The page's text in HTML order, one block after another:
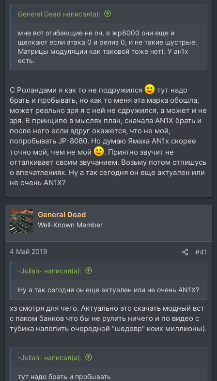
General Dead написал(а):
мне вот огибающие не оч, в жр8000 они еще и
щелкают если атака 0 и релиз 0, и не такие шустрые.
Матрицы модуляции как таковой тоже нет(. У ан1х
есть.
C Роландами я как то не подружился
тут надо
брать и пробывать, но как то меня эта марка обошла,
может реально зря я с ней не сдружился, а может и не
зря. В принципе в мыслях план, сначала AN1X брать и
после него если вдруг окажется, что не мой,
попробывать JP-8080. Но думаю Ямаха AN1x скорее
точно мой, чем не мой
. Приятно звучит не
отталкивает своим звучанием. Возьму потом отпишусь
о впечатлениях. Ну а так сегодня он еще актуален или
не очень AN1X?
General Dead
Well-Known Member
4 Май 2019 #41
-Julian- написал(а):
Ну а так сегодня он еще актуален или не очень AN1X?
хз смотря для чего. Актуально это скачать модный вст
с паком банков что бы не рулить ничего и по видео с
тубика налепить очередной "шедевр" коих миллионы).
-Julian- написал(а):
тут надо брать и пробывать